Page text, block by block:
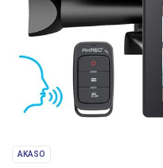
AKASO